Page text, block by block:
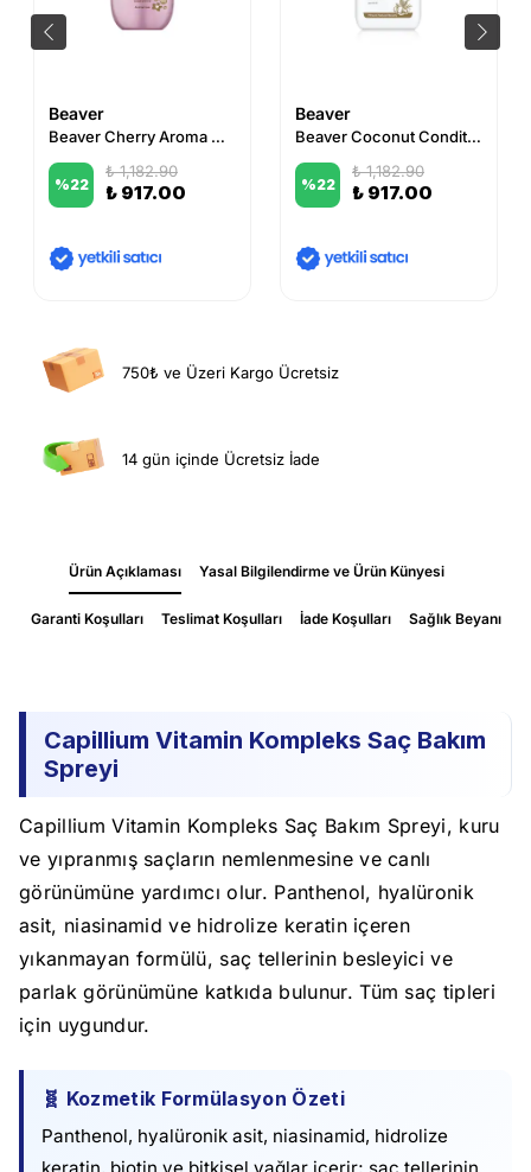
Beaver
Beaver Cherry Aroma Mist 100 ml
%22
₺ 1,182.90
₺ 917.00
Beaver
Beaver Coconut Conditioner 350 ml
%22
₺ 1,182.90
₺ 917.00
750₺ ve Üzeri Kargo Ücretsiz
14 gün içinde Ücretsiz İade
Ürün Açıklaması Yasal Bilgilendirme ve Ürün Künyesi
Garanti Koşulları Teslimat Koşulları İade Koşulları Sağlık Beyanı
Capillium Vitamin Kompleks Saç Bakım
Spreyi
Capillium Vitamin Kompleks Saç Bakım Spreyi, kuru
ve yıpranmış saçların nemlenmesine ve canlı
görünümüne yardımcı olur. Panthenol, hyalüronik
asit, niasinamid ve hidrolize keratin içeren
yıkanmayan formülü, saç tellerinin besleyici ve
parlak görünümüne katkıda bulunur. Tüm saç tipleri
için uygundur.
🧬 Kozmetik Formülasyon Özeti
Panthenol, hyalüronik asit, niasinamid, hidrolize